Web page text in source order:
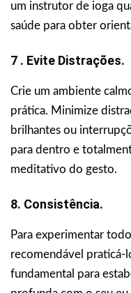
um instrutor de ioga
saúde para obter
7 . Evite Distrações.
Crie um ambiente
prática. Minimize
brilhantes ou
para dentro e
meditativo do gesto.
8. Consistência.
Para experimentar
recomendável praticá-
fundamental para